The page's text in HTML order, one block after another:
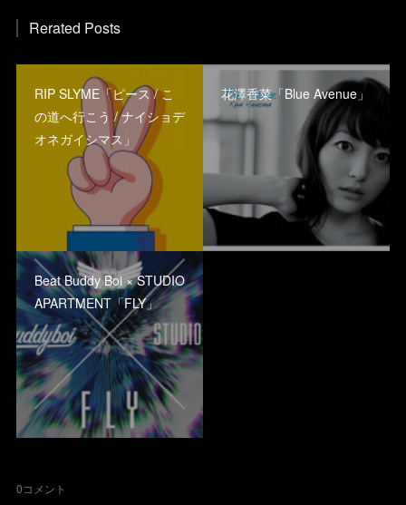
Rerated Posts
RIP SLYME「ピース / こ
の道へ行こう / ナイショデ
オネガイシマス」
花澤香菜「Blue Avenue」
Beat Buddy Boi × STUDIO
APARTMENT「FLY」
0コメント